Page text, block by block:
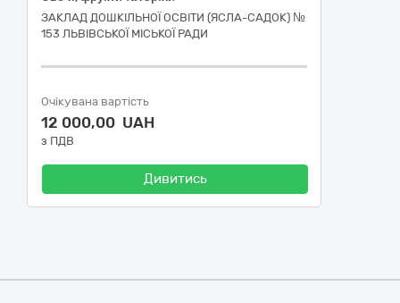
ЗАКЛАД ДОШКІЛЬНОЇ ОСВІТИ (ЯСЛА-САДОК) №
153 ЛЬВІВСЬКОЇ МІСЬКОЇ РАДИ
Очікувана вартість
12 000,00 UAH
з ПДВ
Дивитись